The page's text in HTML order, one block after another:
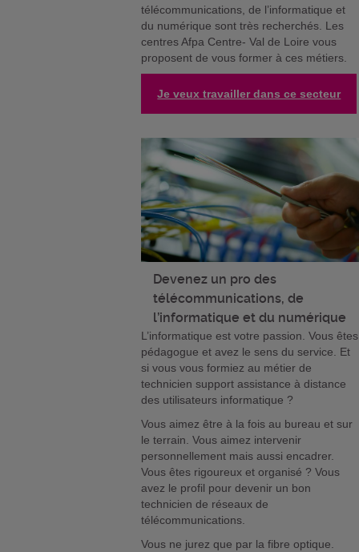
télécommunications, de l’informatique et
du numérique sont très recherchés. Les
centres Afpa Centre- Val de Loire vous
proposent de vous former à ces métiers.
Je veux travailler dans ce secteur
Devenez un pro des
télécommunications, de
l’informatique et du numérique
L’informatique est votre passion. Vous êtes
pédagogue et avez le sens du service. Et
si vous vous formiez au métier de
technicien support assistance à distance
des utilisateurs informatique ?
Vous aimez être à la fois au bureau et sur
le terrain. Vous aimez intervenir
personnellement mais aussi encadrer.
Vous êtes rigoureux et organisé ? Vous
avez le profil pour devenir un bon
technicien de réseaux de
télécommunications.
Vous ne jurez que par la fibre optique.